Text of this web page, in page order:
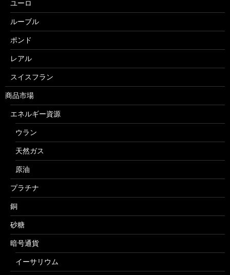
ユーロ
ルーブル
ポンド
レアル
スイスフラン
商品市場
エネルギー資源
ウラン
天然ガス
原油
プラチナ
銅
砂糖
暗号通貨
イーサリウム